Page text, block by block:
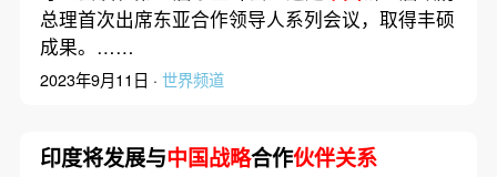
总理首次出席东亚合作领导人系列会议，取得丰硕
成果。……
2023年9月11日 · 世界频道
印度将发展与中国战略合作伙伴关系